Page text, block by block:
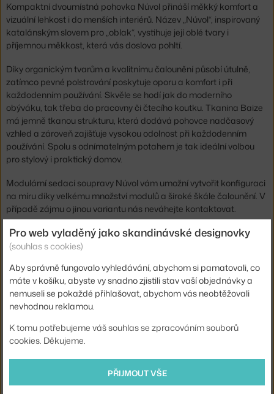
Kompaktní dvoumístná pohovka Núvol přináší měkký komfort a
vizuální lehkost i do menších interiérů. Název „Núvol“, inspirovaný
katalánským slovem pro „oblak“, vystihuje její oblé tvary i
příjemnou měkkost, která vás doslova pohltí.
Díky organickým tvarům a kvalitnímu čalounění působí útulně,
zatímco pevné polstrování poskytuje oporu a komfort i při
každodenním používání. Skvěle se hodí jak do moderního
obýváku, tak třeba do pracovny či čtecího koutku. Tkanina Baize
má jemně tkanou strukturu, která dodává pohovce nadčasový
vzhled a zároveň zajišťuje vysokou odolnost při každodenním
používání. Spolu s odnímatelným potahem je tak ideální volbou
pro stylový i praktický domov.
Modulární sedací soupravy Núvol vám umožní vytvořit konfiguraci
na míru díky velkému množství modulů a široké škále čalounění. V
případě zájmu o jinou variantu nás neváhejte kontaktovat.
Výška:
73 cm
Hloubka:
111 cm
Výška područek: 52 cm
Barva:
tmavě modrá
2-místná
Pro web vyladěný jako skandinávské designovky
(souhlas s cookies)
Aby správně fungovalo vyhledávání, abychom si pamatovali, co
máte v košíku, abyste vy snadno zjistili stav vaší objednávky a
nemuseli se pokaždé přihlašovat, abychom vás neobtěžovali
nevhodnou reklamou.
K tomu potřebujeme váš souhlas se zpracováním souborů
cookies. Děkujeme.
PŘIJMOUT VŠE